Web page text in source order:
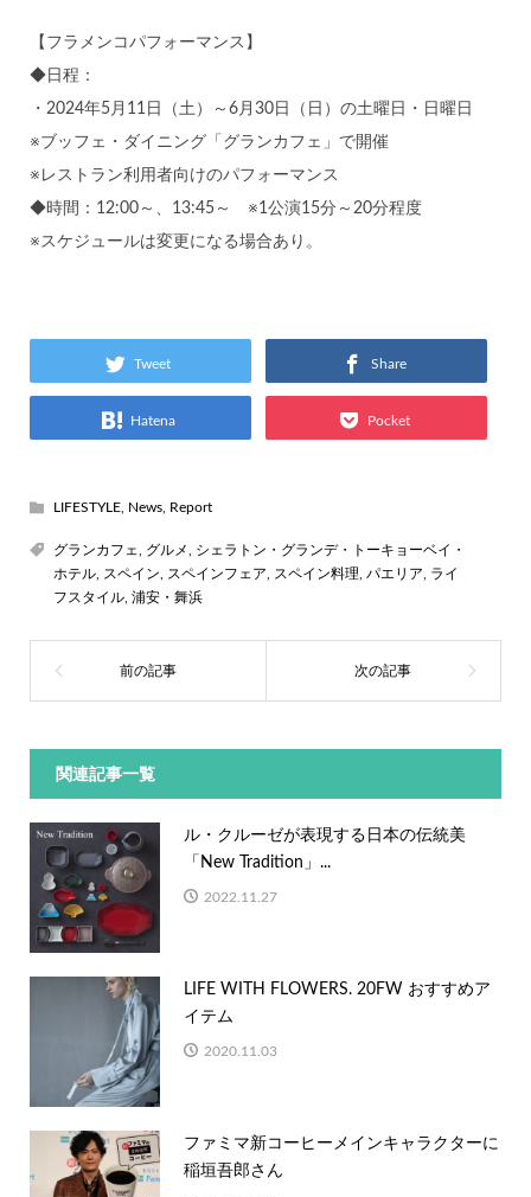
【フラメンコパフォーマンス】
◆日程：
・2024年5月11日（土）～6月30日（日）の土曜日・日曜日
※ブッフェ・ダイニング「グランカフェ」で開催
※レストラン利用者向けのパフォーマンス
◆時間：12:00～、13:45～ ※1公演15分～20分程度
※スケジュールは変更になる場合あり。
Tweet Share
Hatena Pocket
LIFESTYLE, News, Report
グランカフェ グルメ
シェラトン・グランデ・トーキョーベイ・
ホテル, スペイン スペインフェア スペイン料理 パエリア
ライ
フスタイル, 浦安・舞浜
関連記事一覧
ル・クルーゼが表現する日本の伝統美
「New Tradition」...
2022.11.27
LIFE WITH FLOWERS. 20FW おすすめア
イテム
2020.11.03
ファミマ新コーヒーメインキャラクターに
稲垣吾郎さん